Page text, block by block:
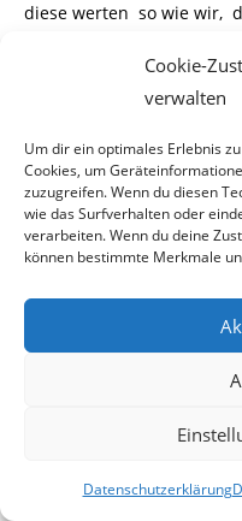
Cookie-
verwalten
Um dir ein optimales Erlebnis
Cookies, um
zuzugreifen. Wenn du diesen
wie das Surfverhalten oder
verarbeiten. Wenn du deine
können bestimmte Merkmale
Datenschutzerklärung
diese werten so wie wir,
eindeutig als
So sieht die momentane
chen und der daraus
Teilen der Bevölkerung in
troffenen Region ein
bisheriges Verhältnis zum
Österreich betrifft.
Mit dem Verhalten
nicht mit Ruhm